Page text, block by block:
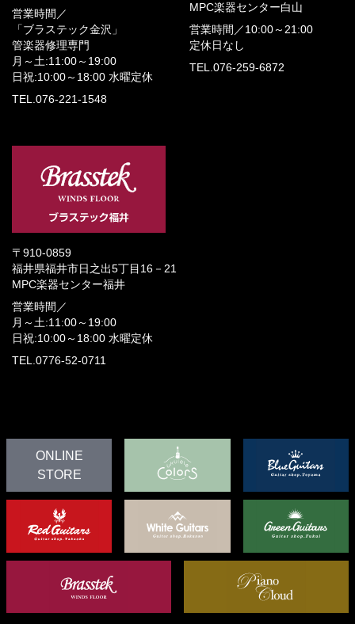
営業時間／
「ブラステック金沢」
管楽器修理専門
月～土:11:00～19:00
日祝:10:00～18:00 水曜定休
TEL.076-221-1548
MPC楽器センター白山
営業時間／ 10:00～21:00
定休日なし
TEL.076-259-6872
〒910-0859
福井県福井市日之出5丁目16－21
MPC楽器センター福井
営業時間／
月～土:11:00～19:00
日祝:10:00～18:00 水曜定休
TEL.0776-52-0711
ONLINE
STORE